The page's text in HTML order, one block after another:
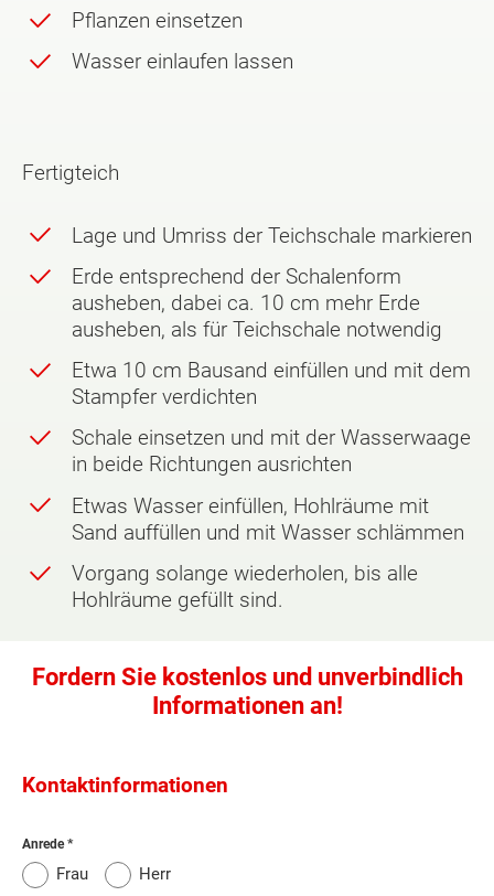
Pflanzen einsetzen
Wasser einlaufen lassen
Fertigteich
Lage und Umriss der Teichschale markieren
Erde entsprechend der Schalenform
ausheben, dabei ca. 10 cm mehr Erde
ausheben, als für Teichschale notwendig
Etwa 10 cm Bausand einfüllen und mit dem
Stampfer verdichten
Schale einsetzen und mit der Wasserwaage
in beide Richtungen ausrichten
Etwas Wasser einfüllen, Hohlräume mit
Sand auffüllen und mit Wasser schlämmen
Vorgang solange wiederholen, bis alle
Hohlräume gefüllt sind.
Fordern Sie kostenlos und unverbindlich
Informationen an!
Kontaktinformationen
Anrede
Frau Herr